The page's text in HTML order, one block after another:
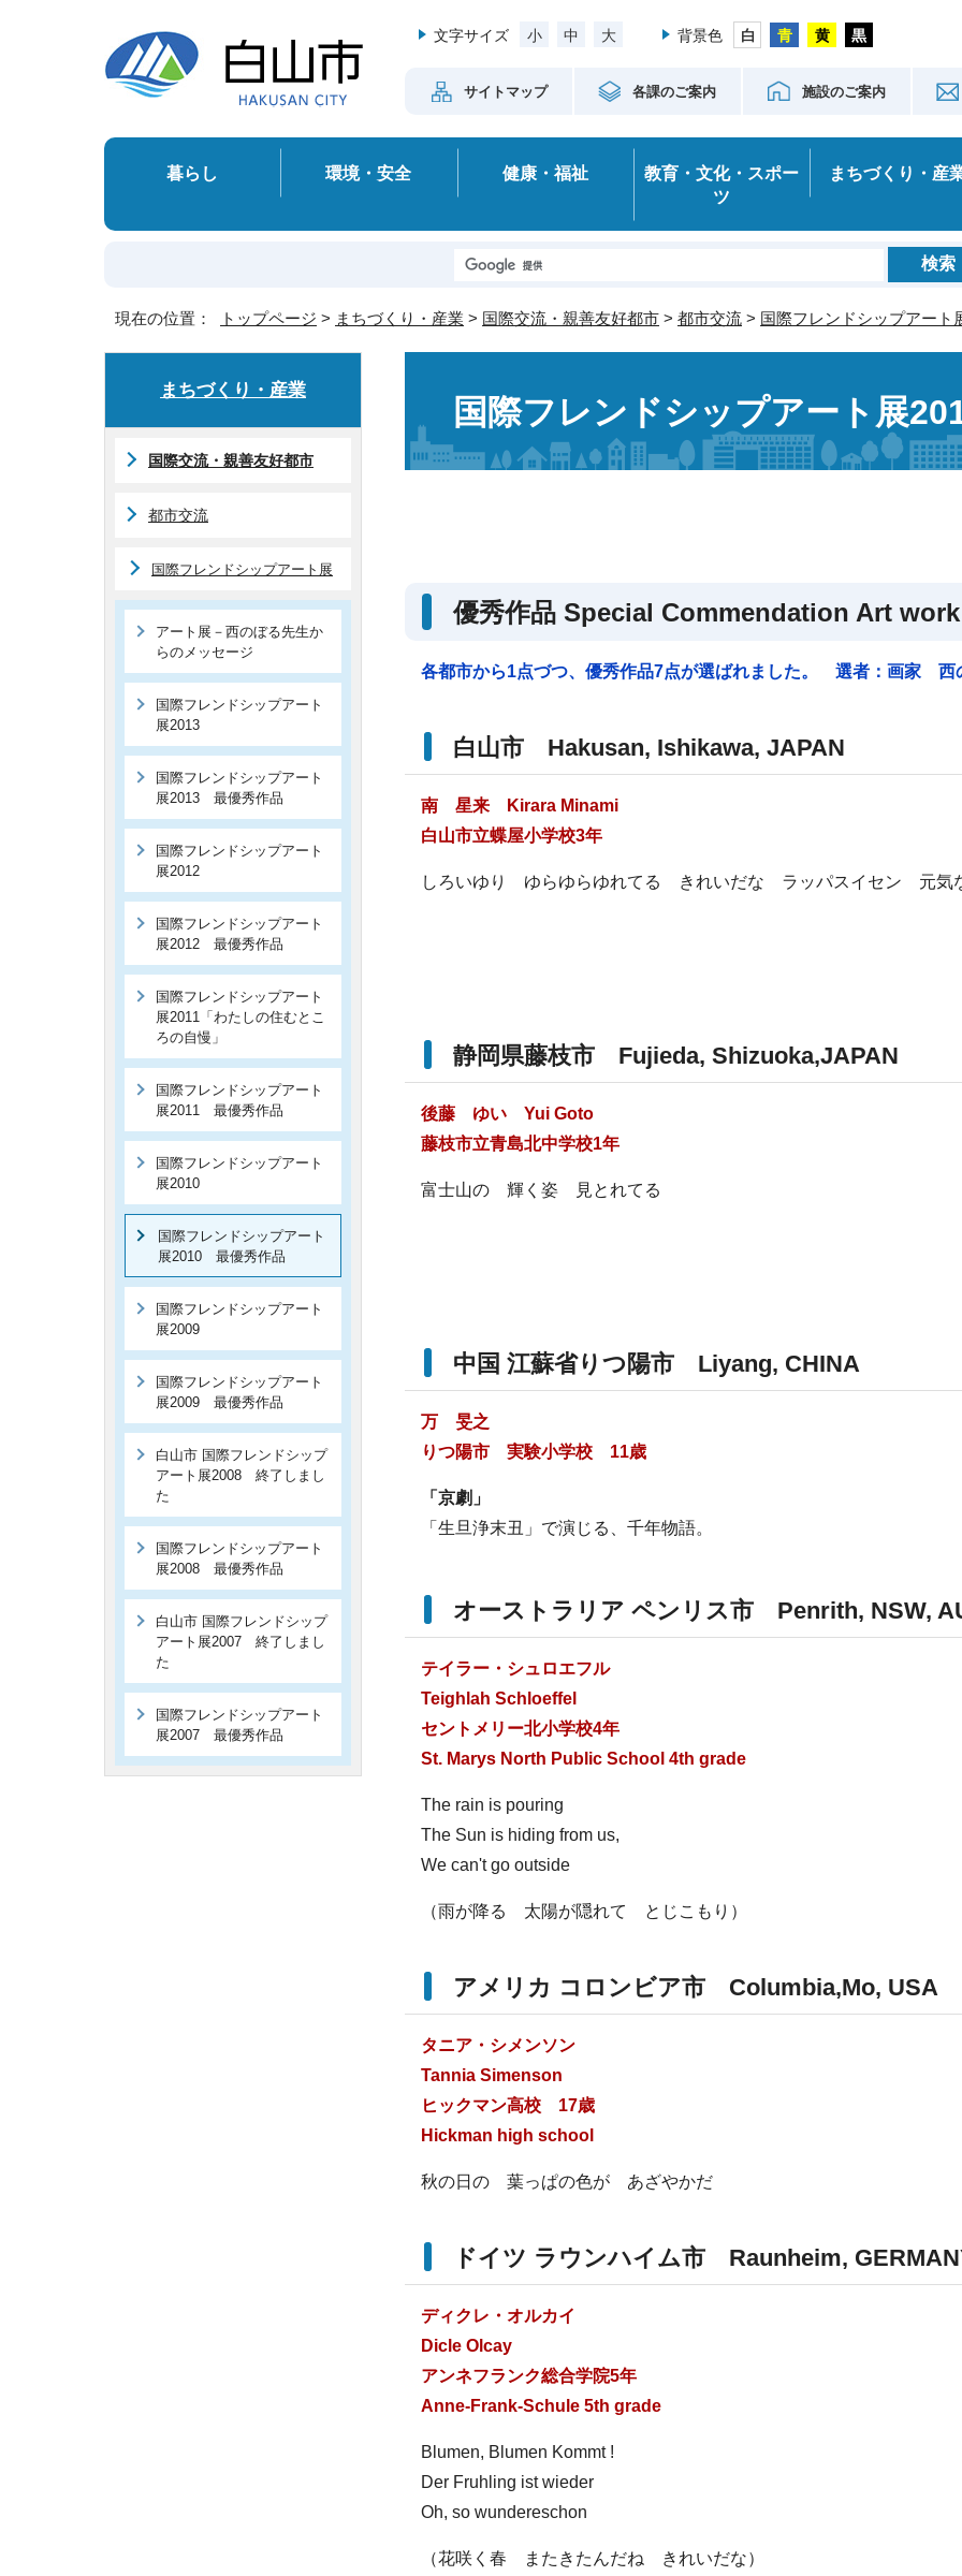
文字サイズ 小 中 大 背景色
サイトマップ 各課のご案内 施設のご案内
暮らし 環境・安全 健康・福祉
教育・文化・スポー
ツ
まちづくり・産
現在の位置： トップページ > まちづくり・産業 > 国際交流・親善友好都市 > 都市交流 > 国際フレンドシップアート
国際フレンドシップアート展
優秀作品 Special Commendation Art work
各都市から1点づつ、優秀作品7点が選ばれました。 選者：画家 西
白山市 Hakusan, Ishikawa, JAPAN
南 星来
Kirara Minami
白山市立蝶屋小学校3年
しろいゆり ゆらゆらゆれてる きれいだな ラッパスイセン 元気
静岡県藤枝市 Fujieda, Shizuoka,JAPAN
後藤 ゆい Yui Goto
藤枝市立青島北中学校1年
富士山の 輝く姿 見とれてる
中国 江蘇省りつ陽市 Liyang, CHINA
万 旻之
りつ陽市 実験小学校 11歳
「京劇」
「生旦浄末丑」で演じる、千年物語。
オーストラリア ペンリス市 Penrith, NSW,
テイラー・シュロエフル
Teighlah Schloeffel
セントメリー北小学校4年
St. Marys North Public School 4th grade
The rain is pouring
The Sun is hiding from us,
We can't go outside
（雨が降る 太陽が隠れて とじこもり）
アメリカ コロンビア市 Columbia,Mo, USA
タニア・シメンソン
Tannia Simenson
ヒックマン高校 17歳
Hickman high school
秋の日の 葉っぱの色が あざやかだ
ドイツ ラウンハイム市 Raunheim,
ディクレ・オルカイ
Dicle Olcay
アンネフランク総合学院5年
Anne-Frank-Schule 5th grade
Blumen, Blumen Kommt !
Der Fruhling ist wieder
Oh, so wundereschon
（花咲く春 またきたんだね きれいだな）
まちづくり・産業
国際交流・親善友好都市
都市交流
国際フレンドシップアート展
アート展－西のぼる先生か
らのメッセージ
国際フレンドシップアート
展2013
国際フレンドシップアート
展2013 最優秀作品
国際フレンドシップアート
展2012
国際フレンドシップアート
展2012 最優秀作品
国際フレンドシップアート
展2011「わたしの住むとこ
ろの自慢」
国際フレンドシップアート
展2011 最優秀作品
国際フレンドシップアート
展2010
国際フレンドシップアート
展2010 最優秀作品
国際フレンドシップアート
展2009
国際フレンドシップアート
展2009 最優秀作品
白山市 国際フレンドシップ
アート展2008 終了しまし
た
国際フレンドシップアート
展2008 最優秀作品
白山市 国際フレンドシップ
アート展2007 終了しまし
た
国際フレンドシップアート
展2007 最優秀作品